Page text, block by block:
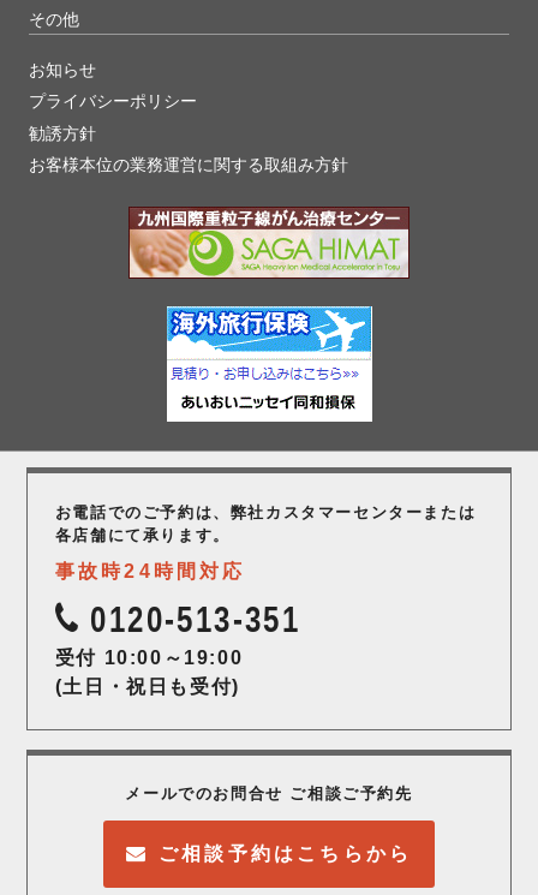
その他
お知らせ
プライバシーポリシー
勧誘方針
お客様本位の業務運営に関する取組み方針
お電話でのご予約は、弊社カスタマーセンター または
各店舗にて承ります。
事故時24時間対応
0120-513-351
受付 10:00～19:00
(土日・祝日も受付)
メールでのお問合せ ご相談ご予約先
ご相談予約はこちらから